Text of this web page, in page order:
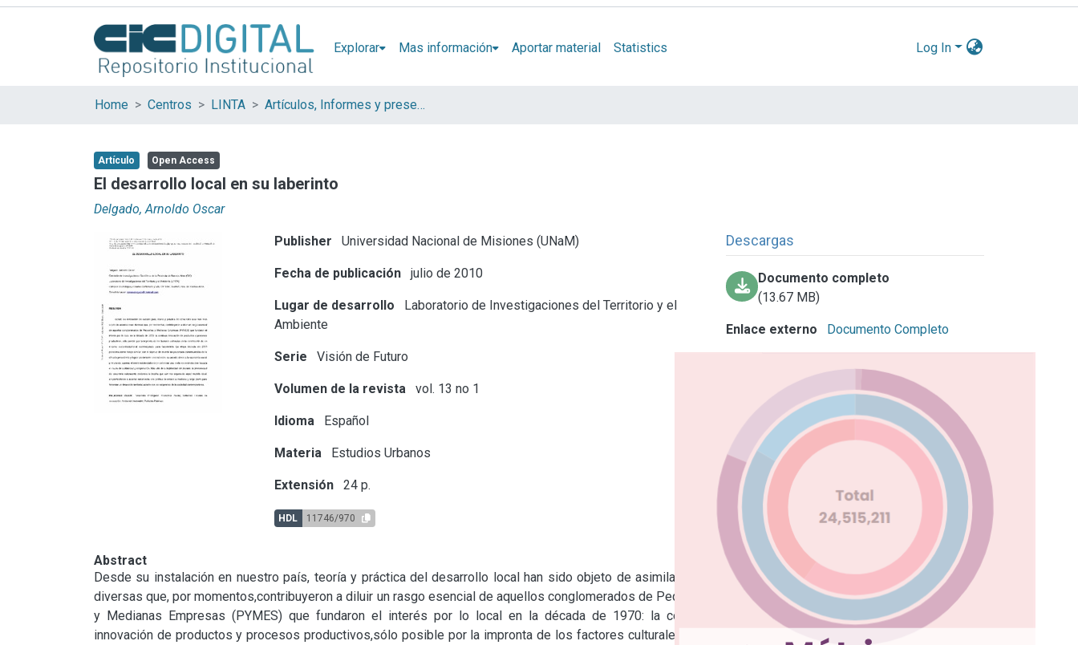
Explorar Mas información Aportar material Statistics Log In
Home Centros LINTA Artículos, Informes y presentaciones en Congresos LINTA
Artículo Open Access
El desarrollo local en su laberinto
Delgado, Arnoldo Oscar
Publisher Universidad Nacional de Misiones (UNaM)
Fecha de publicación julio de 2010
Lugar de desarrollo
Laboratorio de Investigaciones del Territorio y el
Ambiente
Serie Visión de Futuro
Volumen de la revista vol. 13 no 1
Idioma Español
Materia Estudios Urbanos
Extensión 24 p.
HDL 11746/970
Descargas
Documento completo
(13.67 MB)
Enlace externo Documento Completo
Abstract
Desde su instalación en nuestro país, teoría y práctica del desarrollo local han sido objeto de asimilaciones
diversas que, por momentos,contribuyeron a diluir un rasgo esencial de aquellos conglomerados de Pequeñas
y Medianas Empresas (PYMES) que fundaron el interés por lo local en la década de 1970: la continua
innovación de productos y procesos productivos,sólo posible por la impronta de los factores culturales en la